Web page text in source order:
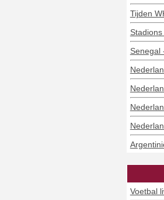
Tijden
Senegal
Voetbal